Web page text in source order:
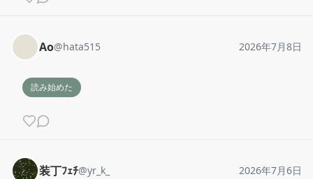
Ao@hata515 2026年7月8日
読み始めた
装丁ﾌｪﾁ@yr_k_ 2026年7月6日